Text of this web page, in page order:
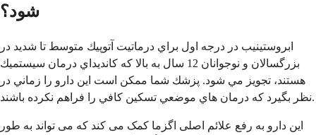
شود؟
ابروستينيب در درجه اول براي درماتيت آتوپيك متوسط تا شديد در
بزرگسالان و نوجوانان 12 سال به بالا كه كانديداي درمان سيستميك
هستند، تجويز مي شود. پزشك شما ممكن است اين دارو را زماني در
نظر بگيرد كه درمان هاي موضعي تسكين كافي را فراهم نكرده باشند.
این دارو به رفع علائم اصلی اگزما کمک می کند که می تواند به طور